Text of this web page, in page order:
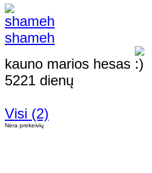
shameh
kauno marios hesas
5221 dienų
Visi (2)
Nėra prekeivių